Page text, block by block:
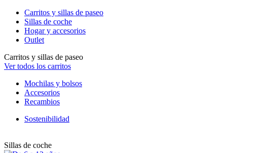
Carritos y sillas de paseo
Sillas de coche
Hogar y accesorios
Outlet
Carritos y sillas de paseo
Ver todos los carritos
Mochilas y bolsos
Accesorios
Recambios
Sostenibilidad
Sillas de coche